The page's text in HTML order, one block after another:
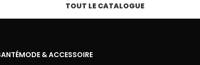
TOUT LE CATALOGUE
MODE & ACCESSOIRE